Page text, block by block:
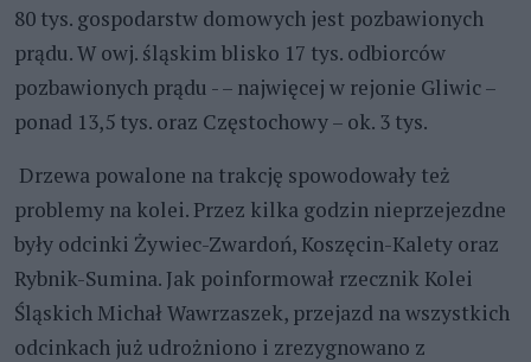
80 tys. gospodarstw domowych jest pozbawionych
prądu. W owj. śląskim blisko 17 tys. odbiorców
pozbawionych prądu - – najwięcej w rejonie Gliwic –
ponad 13,5 tys. oraz Częstochowy – ok. 3 tys.
Drzewa powalone na trakcję spowodowały też
problemy na kolei. Przez kilka godzin nieprzejezdne
były odcinki Żywiec-Zwardoń, Koszęcin-Kalety oraz
Rybnik-Sumina. Jak poinformował rzecznik Kolei
Śląskich Michał Wawrzaszek, przejazd na wszystkich
odcinkach już udrożniono i zrezygnowano z